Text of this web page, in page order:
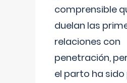
comprensible
duelan las
relaciones con
penetración,
el parto ha